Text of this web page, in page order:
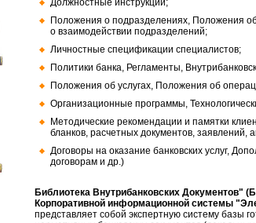
Должностные инструкции;
Положения о подразделениях, Положения
о взаимодействии подразделений;
Личностные спецификации специалистов;
Политики банка, Регламенты,
Положения об услугах, Положения об
Организационные программы,
Методические рекомендации и памятки
бланков, расчетных документов, заявлений,
Договоры на оказание банковских услуг,
договорам и др.)
Библиотека Внутрибанковских Документов"
Корпоративной информационной системы
представляет собой экспертную систему базы